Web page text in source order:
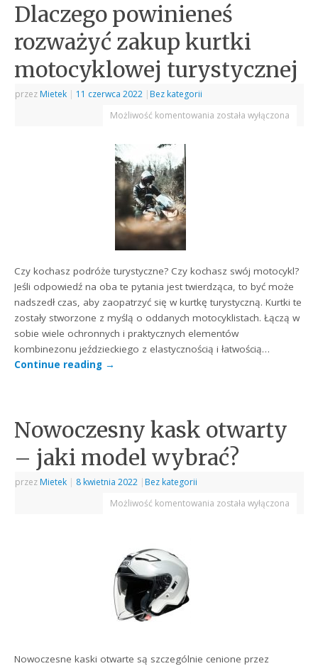
Dlaczego powinieneś
rozważyć zakup kurtki
motocyklowej turystycznej
przez Mietek | 11 czerwca 2022 | Bez kategorii
Możliwość komentowania została wyłączona
Czy kochasz podróże turystyczne? Czy kochasz swój motocykl?
Jeśli odpowiedź na oba te pytania jest twierdząca, to być może
nadszedł czas, aby zaopatrzyć się w kurtkę turystyczną. Kurtki te
zostały stworzone z myślą o oddanych motocyklistach. Łączą w
sobie wiele ochronnych i praktycznych elementów
kombinezonu jeździeckiego z elastycznością i łatwością…
Continue reading →
Nowoczesny kask otwarty
– jaki model wybrać?
przez Mietek | 8 kwietnia 2022 | Bez kategorii
Możliwość komentowania została wyłączona
Nowoczesne kaski otwarte są szczególnie cenione przez